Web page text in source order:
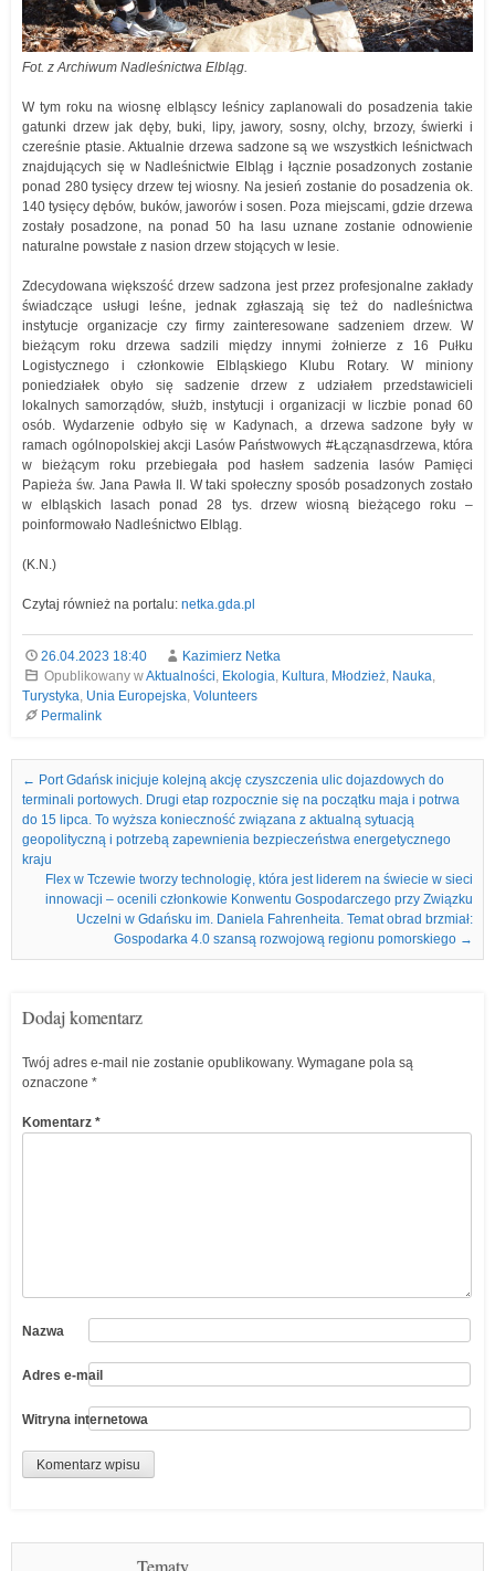
Fot. z Archiwum Nadleśnictwa Elbląg.
W tym roku na wiosnę elbląscy leśnicy zaplanowali do posadzenia takie
gatunki drzew jak dęby, buki, lipy, jawory, sosny, olchy, brzozy, świerki i
czereśnie ptasie. Aktualnie drzewa sadzone są we wszystkich leśnictwach
znajdujących się w Nadleśnictwie Elbląg i łącznie posadzonych zostanie
ponad 280 tysięcy drzew tej wiosny. Na jesień zostanie do posadzenia ok.
140 tysięcy dębów, buków, jaworów i sosen. Poza miejscami, gdzie drzewa
zostały posadzone, na ponad 50 ha lasu uznane zostanie odnowienie
naturalne powstałe z nasion drzew stojących w lesie.
Zdecydowana większość drzew sadzona jest przez profesjonalne zakłady
świadczące usługi leśne, jednak zgłaszają się też do nadleśnictwa
instytucje organizacje czy firmy zainteresowane sadzeniem drzew. W
bieżącym roku drzewa sadzili między innymi żołnierze z 16 Pułku
Logistycznego i członkowie Elbląskiego Klubu Rotary. W miniony
poniedziałek obyło się sadzenie drzew z udziałem przedstawicieli
lokalnych samorządów, służb, instytucji i organizacji w liczbie ponad 60
osób. Wydarzenie odbyło się w Kadynach, a drzewa sadzone były w
ramach ogólnopolskiej akcji Lasów Państwowych #Łącząnasdrzewa, która
w bieżącym roku przebiegała pod hasłem sadzenia lasów Pamięci
Papieża św. Jana Pawła II. W taki społeczny sposób posadzonych zostało
w elbląskich lasach ponad 28 tys. drzew wiosną bieżącego roku –
poinformowało Nadleśnictwo Elbląg.
(K.N.)
Czytaj również na portalu: netka.gda.pl
26.04.2023 18:40
Kazimierz Netka
Opublikowany wAktualności, Ekologia, Kultura, Młodzież, Nauka,
Turystyka, Unia Europejska, Volunteers
Permalink
Nawigacja we wpisach
← Port Gdańsk inicjuje kolejną akcję czyszczenia ulic dojazdowych do
terminali portowych. Drugi etap rozpocznie się na początku maja i potrwa
do 15 lipca. To wyższa konieczność związana z aktualną sytuacją
geopolityczną i potrzebą zapewnienia bezpieczeństwa energetycznego
kraju
Flex w Tczewie tworzy technologię, która jest liderem na świecie w sieci
innowacji – ocenili członkowie Konwentu Gospodarczego przy Związku
Uczelni w Gdańsku im. Daniela Fahrenheita. Temat obrad brzmiał:
Gospodarka 4.0 szansą rozwojową regionu pomorskiego →
Dodaj komentarz
Twój adres e-mail nie zostanie opublikowany. Wymagane pola są
oznaczone *
Komentarz *
Nazwa
Adres e-mail
Witryna internetowa
Tematy